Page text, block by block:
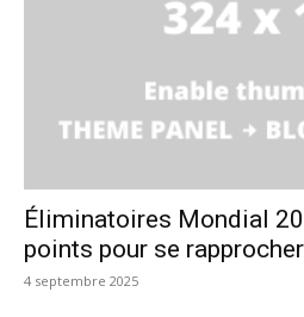
Éliminatoires Mondial
points pour se
4 septembre 2025